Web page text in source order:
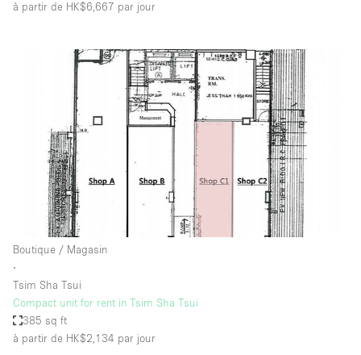
à partir de HK$6,667 par jour
Boutique / Magasin
∙
Tsim Sha Tsui
Compact unit for rent in Tsim Sha Tsui
385 sq ft
à partir de HK$2,134 par jour